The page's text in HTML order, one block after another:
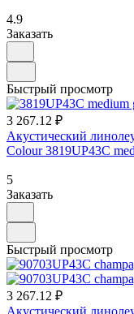
4.9
Заказать
Быстрый просмотр
3 267.12 ₽
Акустический
Colour 3819UP43C
5
Заказать
Быстрый просмотр
3 267.12 ₽
Акустический